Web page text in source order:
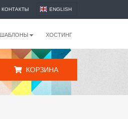
КОНТАКТЫ ENGLISH
ШАБЛОНЫ ХОСТИНГ
КОРЗИНА